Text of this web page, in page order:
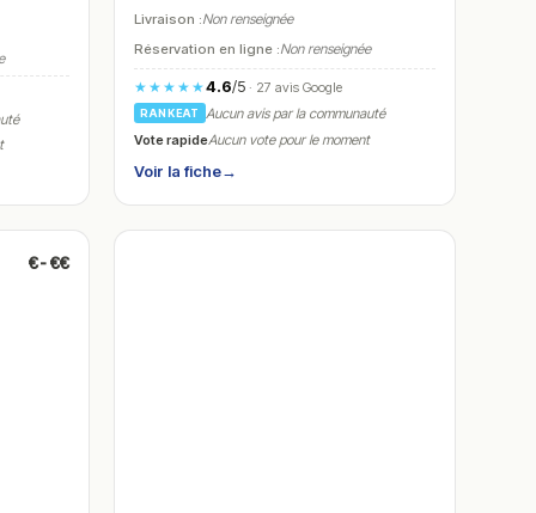
Livraison :Non renseignée
Réservation en ligne :Non renseignée
★★★★★4.6/5 · 27 avis Google
RANKEAT
Aucun avis par la communauté
Vote rapideAucun vote pour le moment
Voir la fiche→
€-€€